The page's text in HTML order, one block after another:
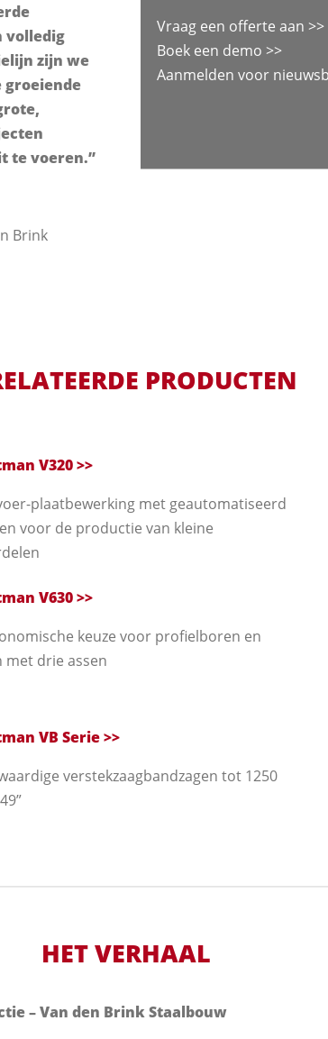
volledig
zijn we
groeiende
te voeren.”
Brink
Vraag een offerte aan >>
Boek een demo >>
Aanmelden voor
PRODUCTEN
V320 >>
plaatbewerking met geautomatiseerd
voor de productie van kleine
V630 >>
keuze voor profielboren en
met drie assen
VB Serie>>
verstekzaagbandzagen tot 1250
HET VERHAAL
– Van den Brink Staalbouw